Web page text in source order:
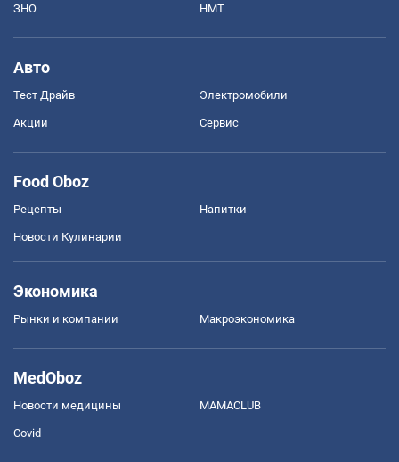
ЗНО НМТ
Авто
Тест Драйв Электромобили
Акции Сервис
Food Oboz
Рецепты Напитки
Новости Кулинарии
Экономика
Рынки и компании Mакроэкономика
MedOboz
Новости медицины MAMACLUB
Covid